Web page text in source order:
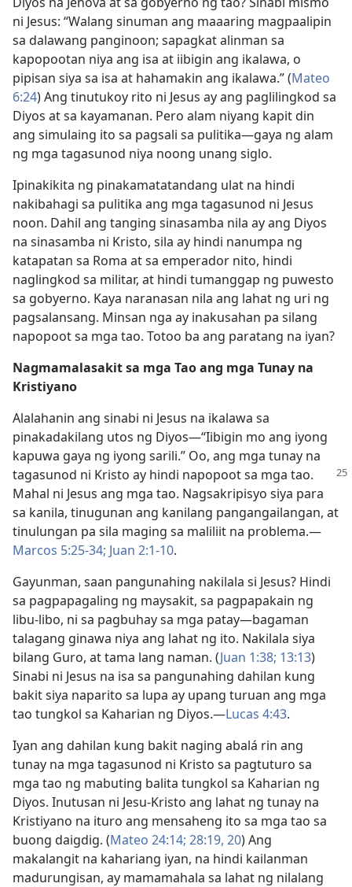
ni Jesus: “Walang sinuman ang maaaring magpaalipin
sa dalawang panginoon; sapagkat alinman sa
kapopootan niya ang isa at iibigin ang ikalawa, o
pipisan siya sa isa at hahamakin ang ikalawa.” (Mateo
6:24) Ang tinutukoy rito ni Jesus ay ang paglilingkod sa
Diyos at sa kayamanan. Pero alam niyang kapit din
ang simulaing ito sa pagsali sa pulitika​—gaya ng alam
ng mga tagasunod niya noong unang siglo.
Ipinakikita ng pinakamatatandang ulat na hindi
nakibahagi sa pulitika ang mga tagasunod ni Jesus
noon. Dahil ang tanging sinasamba nila ay ang Diyos
na sinasamba ni Kristo, sila ay hindi nanumpa ng
katapatan sa Roma at sa emperador nito, hindi
naglingkod sa militar, at hindi tumanggap ng puwesto
sa gobyerno. Kaya naranasan nila ang lahat ng uri ng
pagsalansang. Minsan nga ay inakusahan pa silang
napopoot sa mga tao. Totoo ba ang paratang na iyan?
Nagmamalasakit sa mga Tao ang mga Tunay na
Kristiyano
Alalahanin ang sinabi ni Jesus na ikalawa sa
pinakadakilang utos ng Diyos​—“Iibigin mo ang iyong
kapuwa gaya ng iyong sarili.” Oo, ang mga tunay na
tagasunod ni Kristo ay hindi napopoot sa mga tao.
Mahal ni Jesus ang mga tao. Nagsakripisyo siya para
sa kanila, tinugunan ang kanilang pangangailangan, at
tinulungan pa sila maging sa maliliit na problema.​—
Marcos 5:25-34; Juan 2:1-10.
Gayunman, saan pangunahing nakilala si Jesus? Hindi
sa pagpapagaling ng maysakit, sa pagpapakain ng
libu-libo, ni sa pagbuhay sa mga patay​—bagaman
talagang ginawa niya ang lahat ng ito. Nakilala siya
bilang Guro, at tama lang naman. (Juan 1:38; 13:13)
Sinabi ni Jesus na isa sa pangunahing dahilan kung
bakit siya naparito sa lupa ay upang turuan ang mga
tao tungkol sa Kaharian ng Diyos.​—Lucas 4:43.
Iyan ang dahilan kung bakit naging abalá rin ang
tunay na mga tagasunod ni Kristo sa pagtuturo sa
mga tao ng mabuting balita tungkol sa Kaharian ng
Diyos. Inutusan ni Jesu-Kristo ang lahat ng tunay na
Kristiyano na ituro ang mensaheng ito sa mga tao sa
buong daigdig. (Mateo 24:14; 28:19, 20) Ang
makalangit na kahariang iyan, na hindi kailanman
madurungisan, ay mamamahala sa lahat ng nilalang